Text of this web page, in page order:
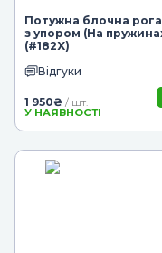
Потужна блочна
з упором (На
(#182X)
Відгуки
1 950₴ / шт.
У НАЯВНОСТІ